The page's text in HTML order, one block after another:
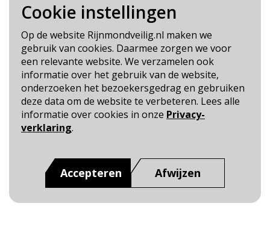
Cookie instellingen
Op de website Rijnmondveilig.nl maken we
gebruik van cookies. Daarmee zorgen we voor
een relevante website. We verzamelen ook
informatie over het gebruik van de website,
onderzoeken het bezoekersgedrag en gebruiken
deze data om de website te verbeteren. Lees alle
informatie over cookies in onze Privacy-
verklaring.
Accepteren Afwijzen
Blijf op de hoogte
Cookie- en Privacybeleid
Toegankelijkheid
Dit is een website van:Veiligheidsregio Rotterdam-
Rijnmond